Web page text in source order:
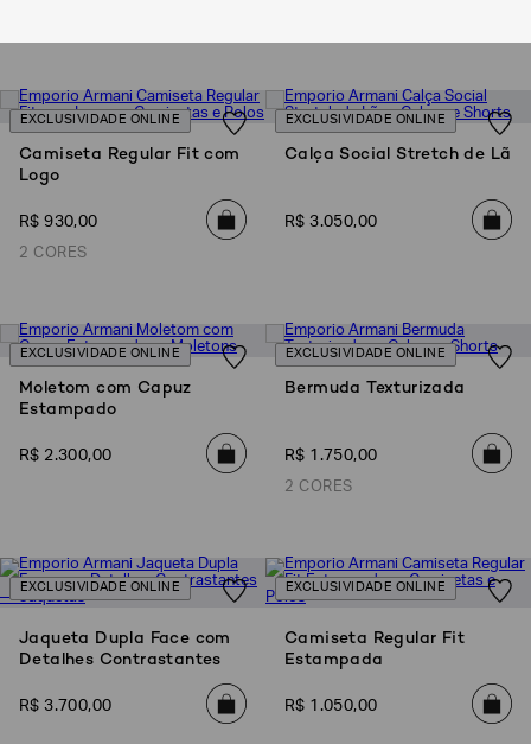
EXCLUSIVIDADE ONLINE
Camiseta Regular Fit com
Logo
R$ 930,00
2 CORES
EXCLUSIVIDADE ONLINE
Calça Social Stretch de Lã
R$ 3.050,00
EXCLUSIVIDADE ONLINE
Moletom com Capuz
Estampado
R$ 2.300,00
EXCLUSIVIDADE ONLINE
Bermuda Texturizada
R$ 1 .750,00
2 CORES
EXCLUSIVIDADE ONLINE
Jaqueta Dupla Face com
Detalhes Contrastantes
R$ 3.700,00
EXCLUSIVIDADE ONLINE
Camiseta Regular Fit
Estampada
R$ 1 .050,00
você?
NOME*
SOBRENOME*